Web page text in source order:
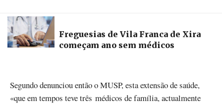
Freguesias de Vila Franca de Xira
começam ano sem médicos
Segundo denunciou então o MUSP, esta extensão de saúde,
«que em tempos teve três médicos de família, actualmente